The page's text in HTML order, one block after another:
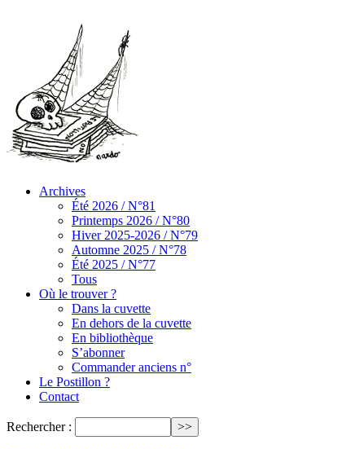
Archives
Été 2026 / N°81
Printemps 2026 / N°80
Hiver 2025-2026 / N°79
Automne 2025 / N°78
Été 2025 / N°77
Tous
Où le trouver ?
Dans la cuvette
En dehors de la cuvette
En bibliothèque
S’abonner
Commander anciens n°
Le Postillon ?
Contact
Rechercher :